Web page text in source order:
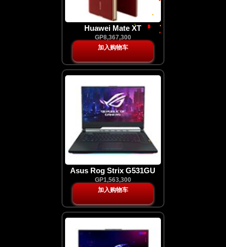
Huawei Mate XT
GP8,367,300
加入购物车
Asus Rog Strix G531GU
GP1,563,300
加入购物车